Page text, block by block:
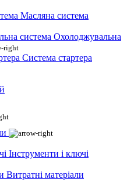
Масляна система
Охолоджувальна
Система стартера
Інструменти і ключі
Витратні матеріали